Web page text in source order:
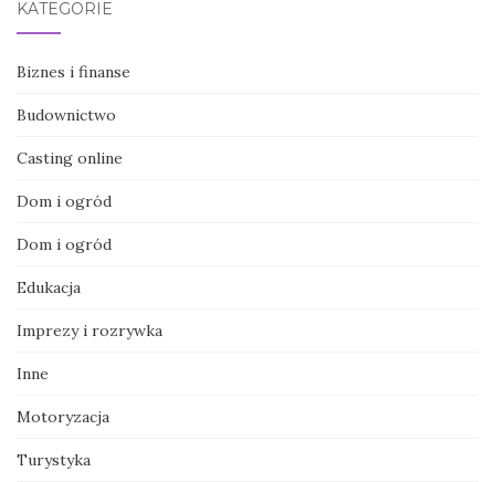
KATEGORIE
Biznes i finanse
Budownictwo
Casting online
Dom i ogród
Dom i ogród
Edukacja
Imprezy i rozrywka
Inne
Motoryzacja
Turystyka